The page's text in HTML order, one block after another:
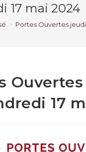
17 mai 2024
> Portes Ouvertes
17